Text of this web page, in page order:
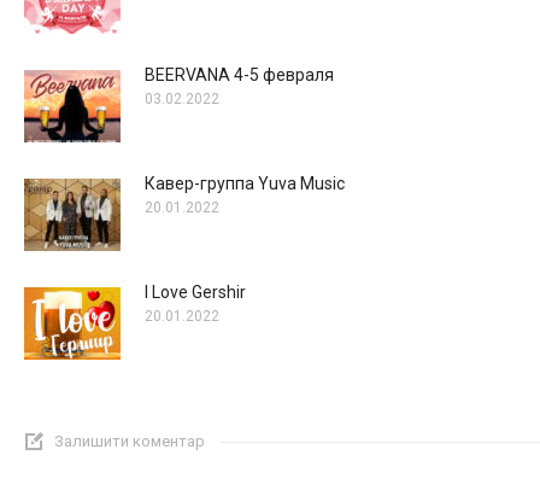
BEERVANA 4-5 февраля
03.02.2022
Кавер-группа Yuva Music
20.01.2022
I Love Gershir
20.01.2022
Залишити коментар